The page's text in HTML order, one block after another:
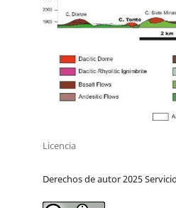
Licencia
Derechos de autor 2025